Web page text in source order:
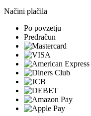
Načini plačila
Po povzetju
Predračun